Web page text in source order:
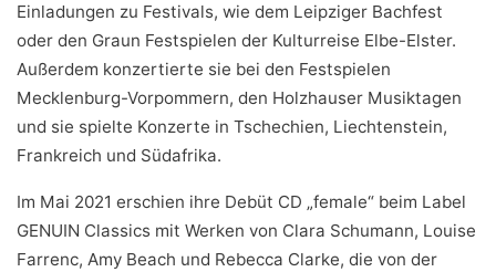
Einladungen zu Festivals, wie dem Leipziger Bachfest
oder den Graun Festspielen der Kulturreise Elbe-Elster.
Außerdem konzertierte sie bei den Festspielen
Mecklenburg-Vorpommern, den Holzhauser Musiktagen
und sie spielte Konzerte in Tschechien, Liechtenstein,
Frankreich und Südafrika.
Im Mai 2021 erschien ihre Debüt CD „female“ beim Label
GENUIN Classics mit Werken von Clara Schumann, Louise
Farrenc, Amy Beach und Rebecca Clarke, die von der